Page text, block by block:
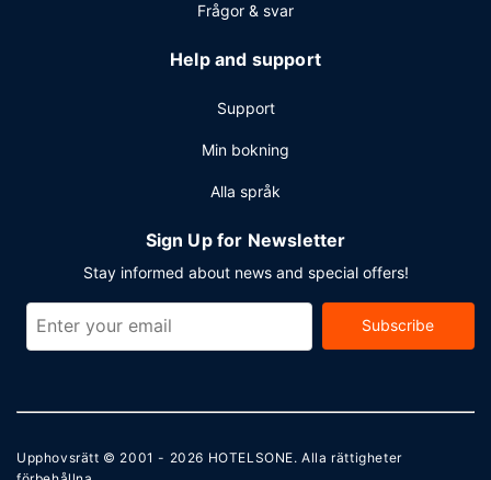
Frågor & svar
Help and support
Support
Min bokning
Alla språk
Sign Up for Newsletter
Stay informed about news and special offers!
Subscribe
Upphovsrätt © 2001 - 2026 HOTELSONE. Alla rättigheter